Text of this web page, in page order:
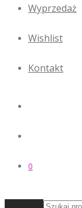
Wyprzedaż
Wishlist
Kontakt
0